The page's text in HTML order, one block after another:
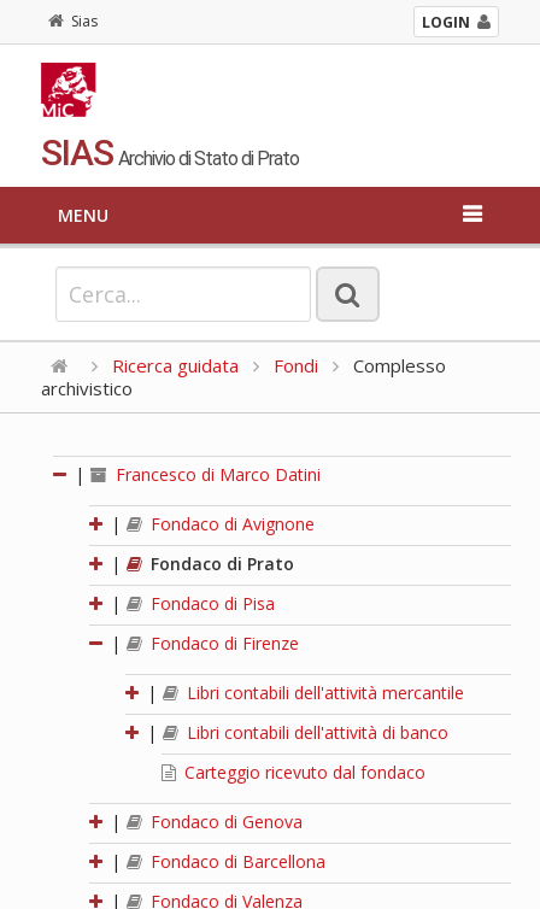
Sias LOGIN
SIAS Archivio di Stato di Prato
MENU
Ricerca guidata Fondi
Complesso
archivistico
| Francesco di Marco Datini
|
Fondaco di Avignone
|
Fondaco di Prato
|
Fondaco di Pisa
|
Fondaco di Firenze
|
Libri contabili dell'attività mercantile
|
Libri contabili dell'attività di banco
Carteggio ricevuto dal fondaco
|
Fondaco di Genova
|
Fondaco di Barcellona
|
Fondaco di Valenza